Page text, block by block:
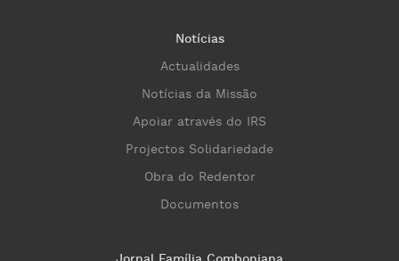
Notícias
Actualidades
Notícias da Missão
Apoiar através do IRS
Projectos Solidariedade
Obra do Redentor
Documentos